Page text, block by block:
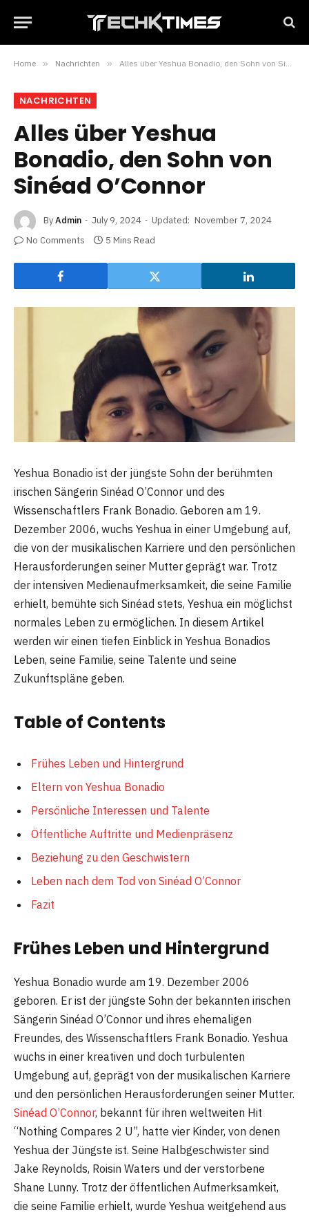
Home » Nachrichten » Alles über Yeshua Bonadio, den Sohn von Sinéad O’Connor
NACHRICHTEN
Alles über Yeshua
Bonadio, den Sohn von
Sinéad O’Connor
ByAdmin July 9, 2024 Updated: November 7, 2024
No Comments
5 Mins Read
Yeshua Bonadio ist der jüngste Sohn der berühmten
irischen Sängerin Sinéad O’Connor und des
Wissenschaftlers Frank Bonadio. Geboren am 19.
Dezember 2006, wuchs Yeshua in einer Umgebung auf,
die von der musikalischen Karriere und den persönlichen
Herausforderungen seiner Mutter geprägt war. Trotz
der intensiven Medienaufmerksamkeit, die seine Familie
erhielt, bemühte sich Sinéad stets, Yeshua ein möglichst
normales Leben zu ermöglichen. In diesem Artikel
werden wir einen tiefen Einblick in Yeshua Bonadios
Leben, seine Familie, seine Talente und seine
Zukunftspläne geben.
Table of Contents
Frühes Leben und Hintergrund
Eltern von Yeshua Bonadio
Persönliche Interessen und Talente
Öffentliche Auftritte und Medienpräsenz
Beziehung zu den Geschwistern
Leben nach dem Tod von Sinéad O’Connor
Fazit
Frühes Leben und Hintergrund
Yeshua Bonadio wurde am 19. Dezember 2006
geboren. Er ist der jüngste Sohn der bekannten irischen
Sängerin Sinéad O’Connor und ihres ehemaligen
Freundes, des Wissenschaftlers Frank Bonadio. Yeshua
wuchs in einer kreativen und doch turbulenten
Umgebung auf, geprägt von der musikalischen Karriere
und den persönlichen Herausforderungen seiner Mutter.
Sinéad O’Connor, bekannt für ihren weltweiten Hit
“Nothing Compares 2 U”, hatte vier Kinder, von denen
Yeshua der Jüngste ist. Seine Halbgeschwister sind
Jake Reynolds, Roisin Waters und der verstorbene
Shane Lunny. Trotz der öffentlichen Aufmerksamkeit,
die seine Familie erhielt, wurde Yeshua weitgehend aus